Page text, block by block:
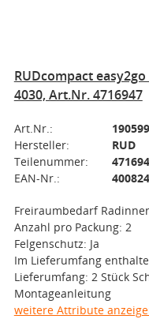
RUDcompact
4030, Art.Nr. 4716947
Art.Nr.:
Hersteller:
RUD
Teilenummer:
EAN-Nr.:
Freiraumbedarf
Anzahl pro Packung: 2
Felgenschutz: Ja
Im Lieferumfang
Lieferumfang: 2 Stück
Montageanleitung
weitere Attribute